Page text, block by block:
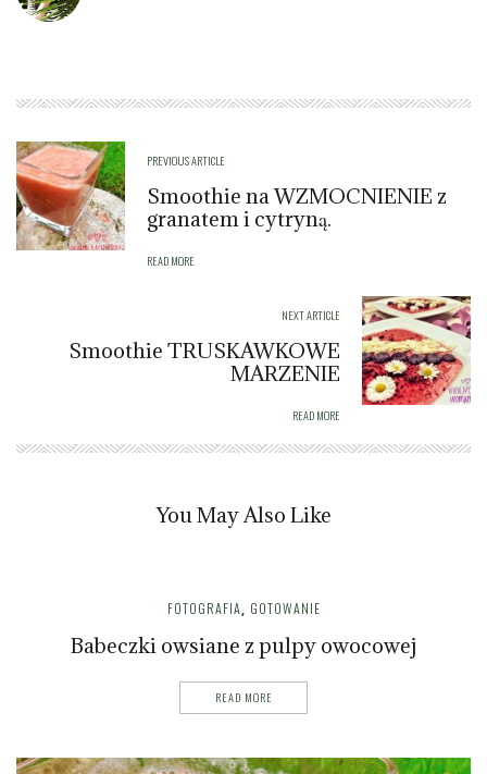
PREVIOUS ARTICLE
Smoothie na WZMOCNIENIE z
granatem i cytryną.
READ MORE
NEXT ARTICLE
Smoothie TRUSKAWKOWE
MARZENIE
READ MORE
You May Also Like
FOTOGRAFIA, GOTOWANIE
Babeczki owsiane z pulpy owocowej
READ MORE